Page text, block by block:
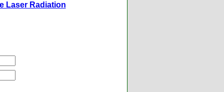
Laser Radiation